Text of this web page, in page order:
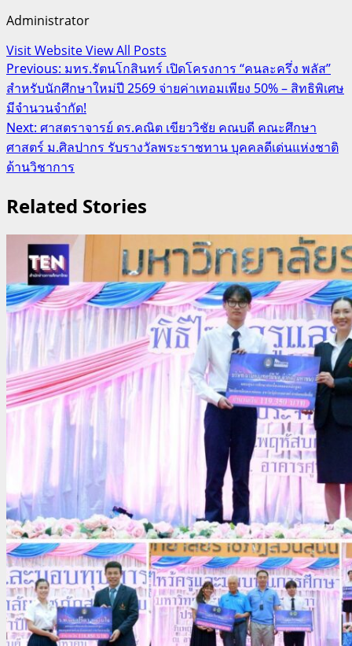
Administrator
Visit WebsiteView All Posts
Post
navigation
Previous: มทร.รัตนโกสินทร์ เปิดโครงการ “คนละครึ่ง พลัส”
สำหรับนักศึกษาใหม่ปี 2569 จ่ายค่าเทอมเพียง 50% – สิทธิพิเศษ
มีจำนวนจำกัด!
Next: ศาสตราจารย์ ดร.คณิต เขียววิชัย คณบดี คณะศึกษา
ศาสตร์ ม.ศิลปากร รับรางวัลพระราชทาน บุคคลดีเด่นแห่งชาติ
ด้านวิชาการ
Related Stories